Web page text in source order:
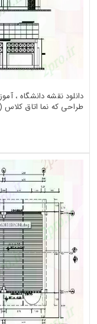
دانلود نقشه دانشگاه ،
طراحی که نما اتاق کلاس